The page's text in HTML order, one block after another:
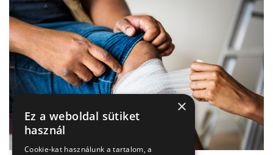
×
Ez a weboldal sütiket
használ
Cookie-kat használunk a tartalom, a